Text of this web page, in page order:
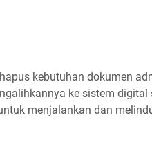
kebutuhan dokumen
ke sistem digital
menjalankan dan